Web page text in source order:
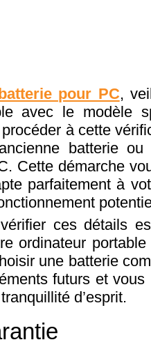
pour PC,
avec le modèle
à cette
batterie
Cette démarche
parfaitement à
ces détails
ordinateur
une batterie
futurs et
d’esprit.